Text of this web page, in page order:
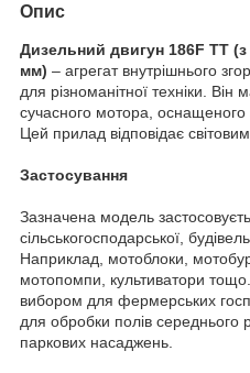
Опис
Дизельний двигун 186F ТТ
мм) – агрегат внутрішнього
для різноманітної техніки. Він
сучасного мотора, оснащеного
Цей прилад відповідає
Застосування
Зазначена модель
сільськогосподарської,
Наприклад, мотоблоки,
мотопомпи, культиватори
вибором для фермерських
для обробки полів середнього
паркових насаджень.